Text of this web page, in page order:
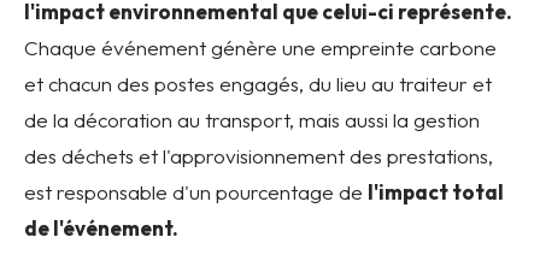
l'impact environnemental que celui-ci représente.
Chaque événement génère une empreinte carbone
et chacun des postes engagés, du lieu au traiteur et
de la décoration au transport, mais aussi la gestion
des déchets et l'approvisionnement des prestations,
est responsable d'un pourcentage de l'impact total
de l'événement.